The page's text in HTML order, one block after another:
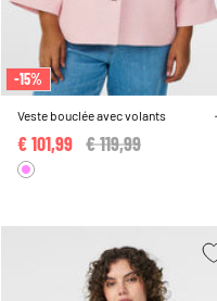
-15%
Veste bouclée avec volants
Price reduced from
€ 119,99
€ 101,99